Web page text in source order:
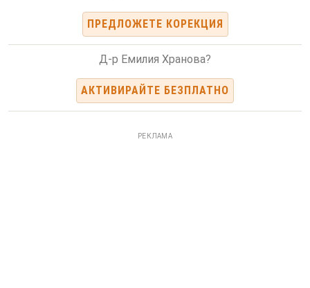
ПРЕДЛОЖЕТЕ КОРЕКЦИЯ
Д-р Емилия Хранова?
АКТИВИРАЙТЕ БЕЗПЛАТНО
РЕКЛАМА